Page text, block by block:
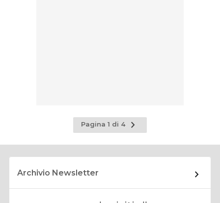
Pagina 1 di 4
Pagina
successiva
Archivio Newsletter